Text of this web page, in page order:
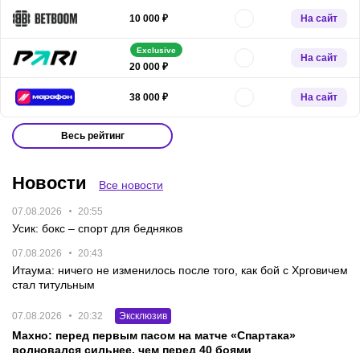
10 000 ₽ На сайт
Exclusive
20 000 ₽
На сайт
38 000 ₽ На сайт
Весь рейтинг
Новости Все новости
07.08.2026 20:55
Усик: бокс – спорт для бедняков
07.08.2026 20:43
Итаума: ничего не изменилось после того, как бой с Хрговичем
стал титульным
07.08.2026 20:32 Эксклюзив
Махно: перед первым пасом на матче «Спартака»
волновался сильнее, чем перед 40 боями